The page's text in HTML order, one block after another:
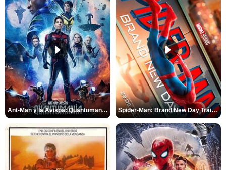
Ant-Man y la Avispa: Quantumanía Tráiler (2) Spider-Man: Brand New Day Tráiler (3)